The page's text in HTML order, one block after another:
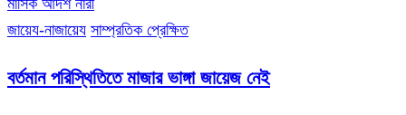
মাসিক আদর্শ নারী
জায়েয-নাজায়েয সাম্প্রতিক প্রেক্ষিত
বর্তমান পরিস্থিতিতে মাজার ভাঙ্গা জায়েজ নেই